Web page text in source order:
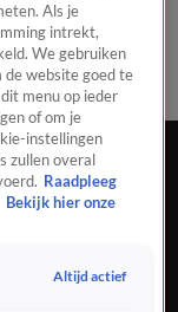
PanelVideo's
shirt van
zij haar 100e
Als je
intrekt,
We gebruiken
de website goed te
menu op ieder
of om je
instellingen
zullen overal
Raadpleeg
Bekijk hier onze
Altijd actief